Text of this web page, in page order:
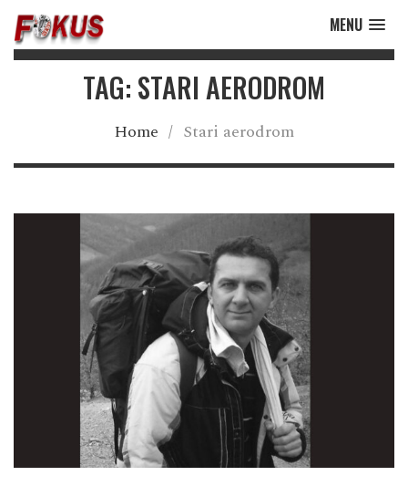
MENU
TAG: STARI AERODROM
Home / Stari aerodrom